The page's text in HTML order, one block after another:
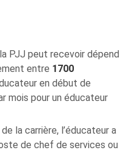
PJJ peut recevoir dépend
entre 1700
en début de
mois pour un éducateur
la carrière, l’éducateur a
de chef de services ou